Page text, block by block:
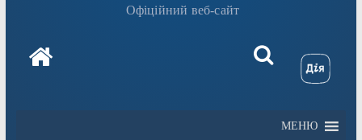
Офіційний веб-сайт
МЕНЮ